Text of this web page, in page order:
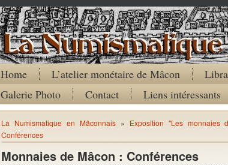
Home L’atelier monétaire de Mâcon
Galerie Photo
Contact Liens intéressants
La Numismatique en Mâconnais» Exposition "Les monnaies
Conférences
Monnaies de Mâcon : Conférences